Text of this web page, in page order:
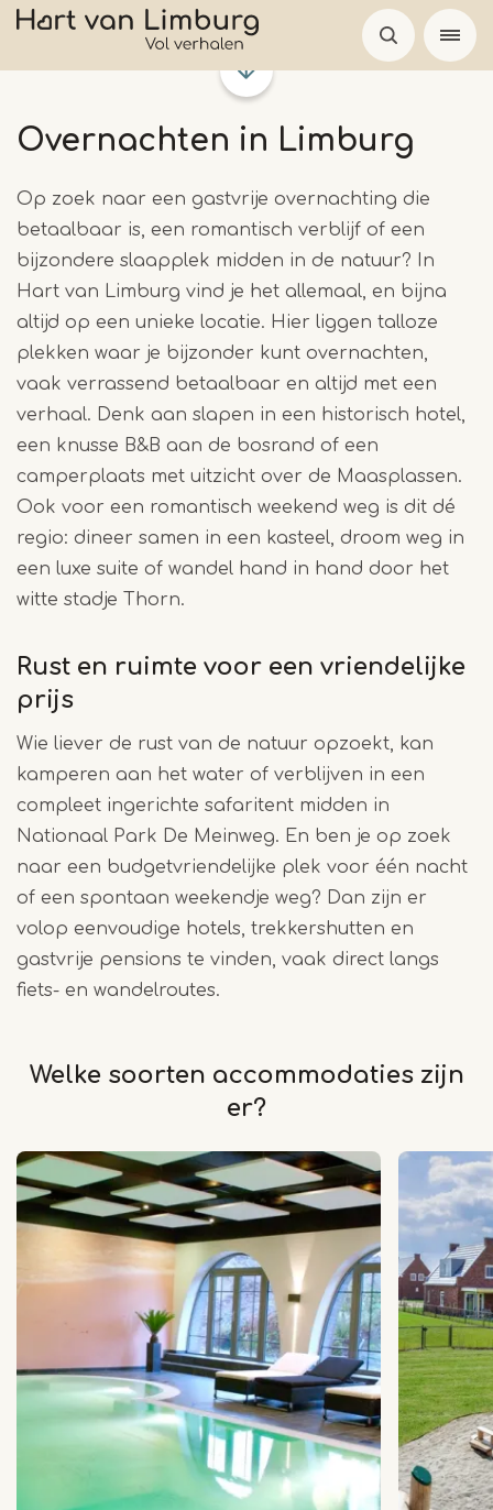
Overslaan
naar
inhoud
Overnachten in Limburg
Op zoek naar een gastvrije overnachting die
betaalbaar is, een romantisch verblijf of een
bijzondere slaapplek midden in de natuur? In
Hart van Limburg vind je het allemaal, en bijna
altijd op een unieke locatie. Hier liggen talloze
plekken waar je bijzonder kunt overnachten,
vaak verrassend betaalbaar en altijd met een
verhaal. Denk aan slapen in een historisch hotel,
een knusse B&B aan de bosrand of een
camperplaats met uitzicht over de Maasplassen.
Ook voor een romantisch weekend weg is dit dé
regio: dineer samen in een kasteel, droom weg in
een luxe suite of wandel hand in hand door het
witte stadje Thorn.
Rust en ruimte voor een vriendelijke
prijs
Wie liever de rust van de natuur opzoekt, kan
kamperen aan het water of verblijven in een
compleet ingerichte safaritent midden in
Nationaal Park De Meinweg. En ben je op zoek
naar een budgetvriendelijke plek voor één nacht
of een spontaan weekendje weg? Dan zijn er
volop eenvoudige hotels, trekkershutten en
gastvrije pensions te vinden, vaak direct langs
fiets- en wandelroutes.
Welke soorten accommodaties zijn
er?